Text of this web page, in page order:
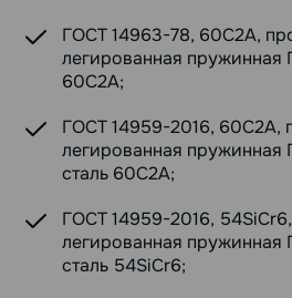
ГОСТ 14963-78, 60С2А,
легированная пружинная
60С2А;
ГОСТ 14959-2016, 60С2А,
легированная пружинная
сталь 60С2А;
ГОСТ 14959-2016,
легированная пружинная
сталь 54SiCr6;